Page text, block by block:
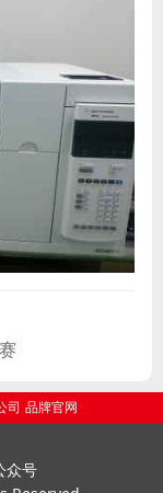
司 品牌官网
众号